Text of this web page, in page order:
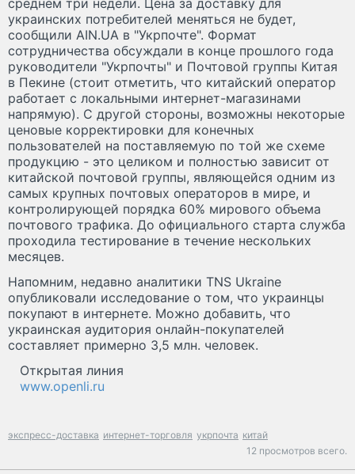
среднем три недели. Цена за доставку для
украинских потребителей меняться не будет,
сообщили AIN.UA в "Укрпочте". Формат
сотрудничества обсуждали в конце прошлого года
руководители "Укрпочты" и Почтовой группы Китая
в Пекине (стоит отметить, что китайский оператор
работает с локальными интернет-магазинами
напрямую). С другой стороны, возможны некоторые
ценовые корректировки для конечных
пользователей на поставляемую по той же схеме
продукцию - это целиком и полностью зависит от
китайской почтовой группы, являющейся одним из
самых крупных почтовых операторов в мире, и
контролирующей порядка 60% мирового объема
почтового трафика. До официального старта служба
проходила тестирование в течение нескольких
месяцев.
Напомним, недавно аналитики TNS Ukraine
опубликовали исследование о том, что украинцы
покупают в интернете. Можно добавить, что
украинская аудитория онлайн-покупателей
составляет примерно 3,5 млн. человек.
Открытая линия
www.openli.ru
экспресс-доставка интернет-торговля укрпочта китай
12 просмотров всего.